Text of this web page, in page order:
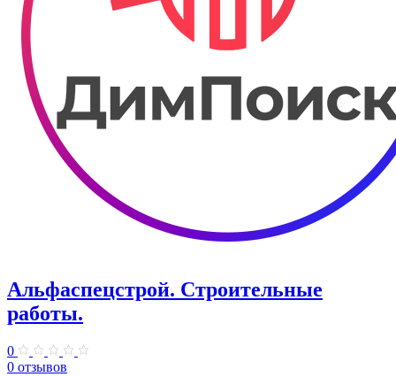
Альфаспецстрой. Строительные
работы.
0
0 отзывов